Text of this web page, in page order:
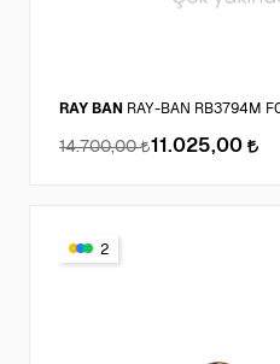
RAY BAN RAY-BAN RB3794M
14.700,00 11.025,00
2